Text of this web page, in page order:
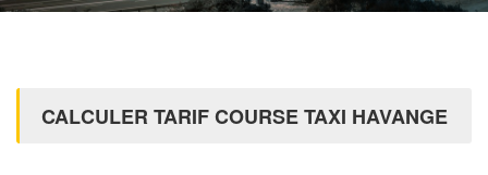
CALCULER TARIF COURSE TAXI HAVANGE